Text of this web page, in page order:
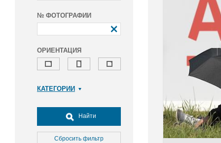
№ ФОТОГРАФИИ
ОРИЕНТАЦИЯ
КАТЕГОРИИ
Досуг, туризм и отдых
Культура
Медицина
Найти
Сбросить фильтр